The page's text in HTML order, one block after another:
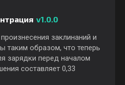
v1.0.0
заклинаний и
таким образом, что теперь
зарядки перед началом
составляет 0,33